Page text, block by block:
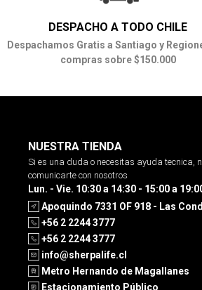
DESPACHO A TODO CHILE
Despachamos Gratis a Santiago y
compras sobre $150.000
NUESTRA TIENDA
Si es una duda o necesitas ayuda tecnica,
comunicarte con nosotros
Lun. - Vie. 10:30 a 14:30 - 15:00 a
Apoquindo 7331 OF 918 - Las
+56 2 2244 3777
+56 2 2244 3777
info@sherpalife.cl
Metro Hernando de Magallanes
Estacionamiento Público